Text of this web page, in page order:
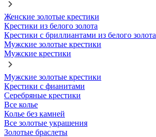
Женские золотые крестики
Крестики из белого золота
Крестики с бриллиантами из белого золота
Мужские золотые крестики
Мужские крестики
Мужские золотые крестики
Крестики с фианитами
Серебряные крестики
Все колье
Колье без камней
Все золотые украшения
Золотые браслеты